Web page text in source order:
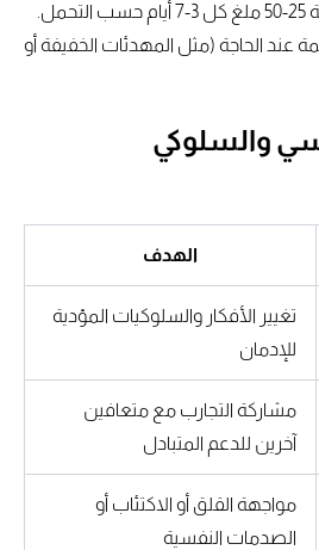
عند الحاجة (مثل المهدئات الخفيفة أو
والسلوكي
الهدف
تغيير الأفكار والسلوكيات المؤدية
للإدمان
مشاركة التجارب مع متعافين
آخرين للدعم المتبادل
مواجهة القلق أو الاكتئاب أو
الصدمات النفسية